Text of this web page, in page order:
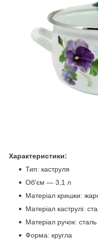
Характеристики:
Тип: каструля
Об'єм — 3,1 л
Матеріал кришки:
Матеріал каструлі:
Матеріал ручок: сталь
Форма: кругла